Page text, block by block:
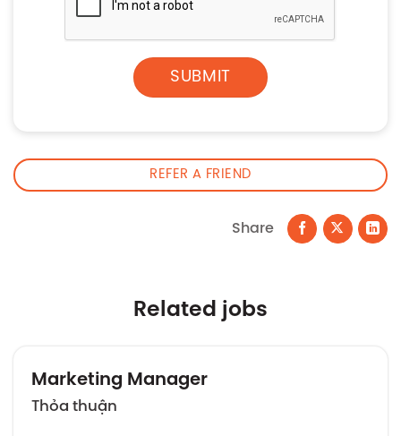
REFER A FRIEND
Share
Related jobs
Marketing Manager
Thỏa thuận